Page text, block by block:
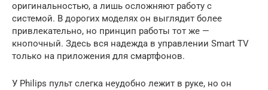
оригинальностью, а лишь осложняют работу с
системой. В дорогих моделях он выглядит более
привлекательно, но принцип работы тот же —
кнопочный. Здесь вся надежда в управлении Smart TV
только на приложения для смартфонов.
У Philips пульт слегка неудобно лежит в руке, но он